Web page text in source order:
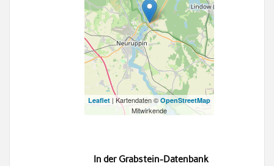
Leaflet | Kartendaten © OpenStreetMap
Mitwirkende
In der Grabstein-Datenbank